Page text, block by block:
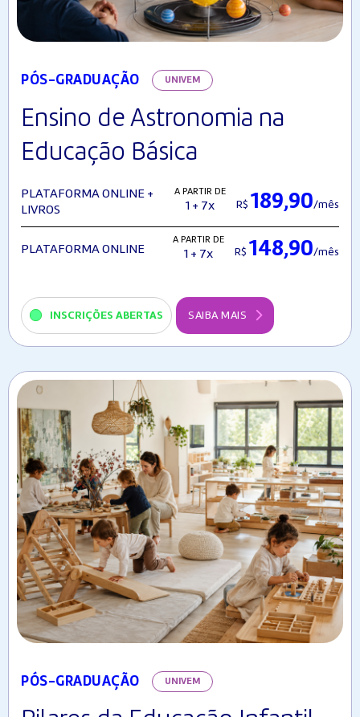
PÓS-GRADUAÇÃO UNIVEM
Ensino de Astronomia na
Educação Básica
PLATAFORMA ONLINE +
LIVROS
A PARTIR DE
1 + 7x R$ 189,90/mês
PLATAFORMA ONLINE
A PARTIR DE
1 + 7x R$ 148,90/mês
INSCRIÇÕES ABERTAS SAIBA MAIS
PÓS-GRADUAÇÃO UNIVEM